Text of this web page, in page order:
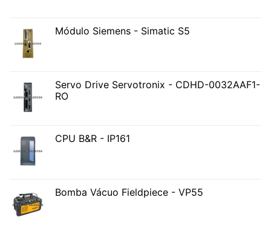
Módulo Siemens - Simatic S5
Servo Drive Servotronix - CDHD-0032AAF1-
RO
CPU B&R - IP161
Bomba Vácuo Fieldpiece - VP55